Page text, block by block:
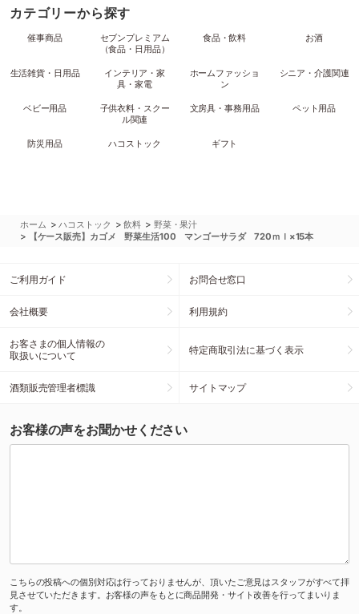
カテゴリーから探す
催事商品
セブンプレミアム
（食品・日用品）
食品・飲料 お酒
生活雑貨・日用品
インテリア・家
具・家電
ホームファッショ
ン
シニア・介護関連
ベビー用品
子供衣料・スクー
ル関連
文房具・事務用品 ペット用品
防災用品 ハコストック ギフト
ホーム >ハコストック >飲料 > 野菜・果汁
> 【ケース販売】カゴメ 野菜生活100 マンゴーサラダ 720ｍｌ×15本
ご利用ガイド お問合せ窓口
会社概要 利用規約
お客さまの個人情報の
取扱いについて
特定商取引法に基づく表示
酒類販売管理者標識 サイトマップ
お客様の声をお聞かせください
こちらの投稿への個別対応は行っておりませんが、頂いたご意見はスタッフがすべて拝
見させていただきます。お客様の声をもとに商品開発・サイト改善を行ってまいりま
す。